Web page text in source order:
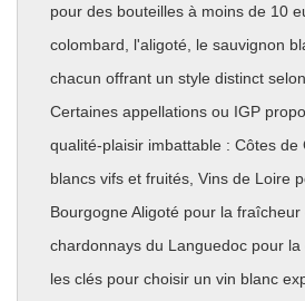
pour des bouteilles à moins de 10
colombard, l'aligoté, le sauvignon
chacun offrant un style distinct
Certaines appellations ou IGP
qualité-plaisir imbattable : Côtes de
blancs vifs et fruités, Vins de Loire
Bourgogne Aligoté pour la
chardonnays du Languedoc pour
les clés pour choisir un vin blanc